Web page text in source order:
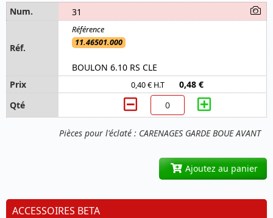
Pièces pour l'éclaté : CARENAGES GARDE BOUE AVANT
31
11.46501.000
BOULON 6.10 RS CLE
0,40 € H.T 0,48 €
Ajoutez au panier
ACCESSOIRES BETA